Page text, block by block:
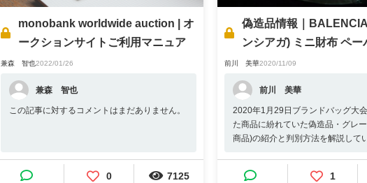
monobank worldwide auction | オ
ークションサイトご利用マニュア
ル
兼森 智也2022/01/26
兼森 智也
この記事に対するコメントはまだありません。
0 7125
偽造品情報｜
ンシアガ) ミニ財布 ペー
ウォレット
前川 美華2020/11/09
前川 美華
2020年1月29日ブランドバッグ大
た商品に紛れていた偽造品・グレ
商品)の紹介と判別方法を解説して
1